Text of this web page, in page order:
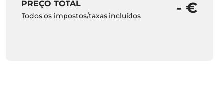
PREÇO TOTAL
Todos os impostos/taxas incluídos - €